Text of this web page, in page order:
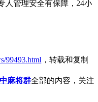
人管理安全有保障，24小
99493.html ，转载和复制
麻将群全部的内容，关注